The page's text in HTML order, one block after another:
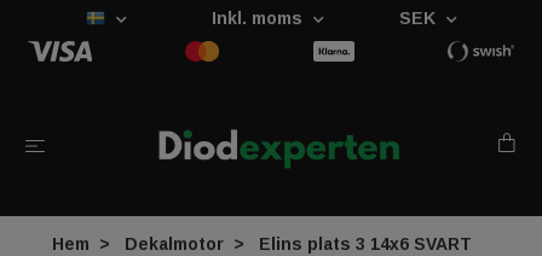
Inkl. moms SEK
Hem Dekalmotor Elins plats 3 14x6 SVART